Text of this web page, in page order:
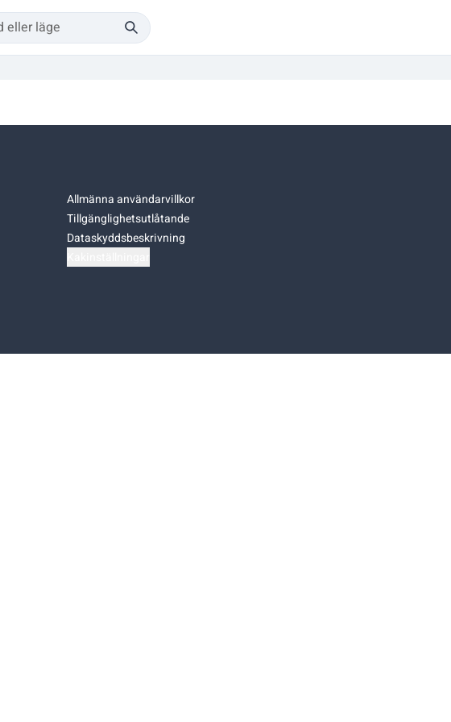
Allmänna användarvillkor
Tillgänglighetsutlåtande
Dataskyddsbeskrivning